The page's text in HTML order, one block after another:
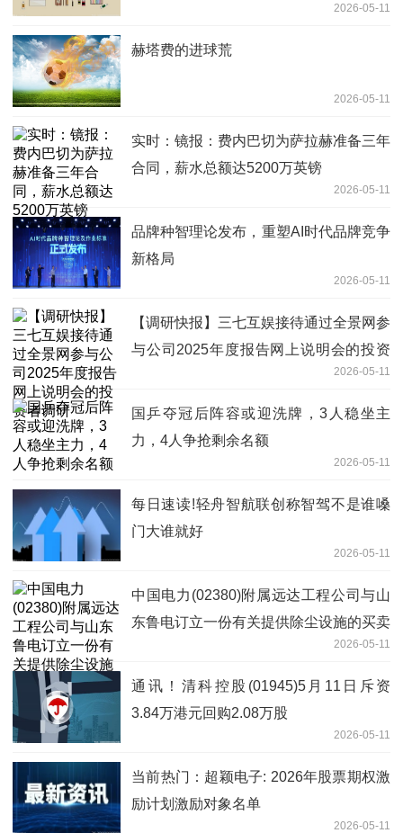
2026-05-11
赫塔费的进球荒
2026-05-11
实时：镜报：费内巴切为萨拉赫准备三年
合同，薪水总额达5200万英镑
2026-05-11
品牌种智理论发布，重塑AI时代品牌竞争
新格局
2026-05-11
【调研快报】三七互娱接待通过全景网参
与公司2025年度报告网上说明会的投资
2026-05-11
国乒夺冠后阵容或迎洗牌，3人稳坐主
力，4人争抢剩余名额
2026-05-11
每日速读!轻舟智航联创称智驾不是谁嗓
门大谁就好
2026-05-11
中国电力(02380)附属远达工程公司与山
东鲁电订立一份有关提供除尘设施的买卖
2026-05-11
通讯！清科控股(01945)5月11日斥资
3.84万港元回购2.08万股
2026-05-11
当前热门：超颖电子: 2026年股票期权激
励计划激励对象名单
2026-05-11